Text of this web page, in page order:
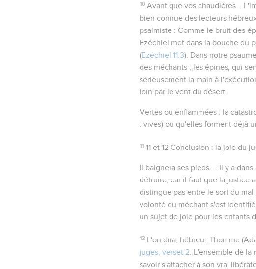
10 Avant que vos chaudières...
bien connue des lecteurs
psalmiste : Comme le bruit des
Ezéchiel met dans la bouche du
(Ezéchiel 11.3). Dans notre
des méchants ; les épines, qui
sérieusement la main à
loin par le vent du désert.
Vertes ou enflammées : la
: vives) ou qu'elles forment déjà
11 11 et 12 Conclusion : la joie du
Il baignera ses pieds...
. Il y a
détruire, car il faut que la justice
distingue pas entre le sort du
volonté du méchant s'est
un sujet de joie pour les enfants
12 L'on dira , hébreu : l'homme
juges, verset 2 . L'ensemble de
savoir s'attacher à son vrai